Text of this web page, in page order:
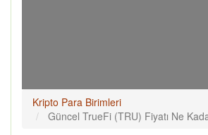
Kripto Para Birimleri
Güncel TrueFi (TRU) Fiyatı Ne